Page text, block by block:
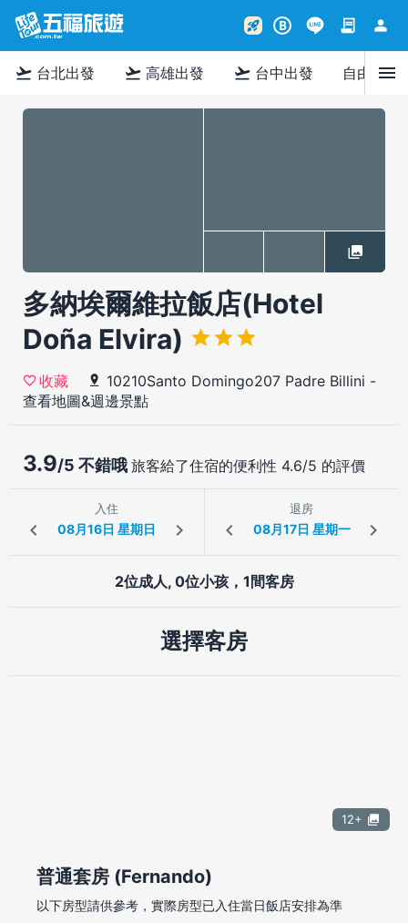
rocket_launch B contract person
flight_takeoff 台北出發 flight_takeoff 高雄出發 flight_takeoff 台中出發 自由行menu
多納埃爾維拉飯店(Hotel
Doña Elvira)
收藏 10210Santo Domingo207 Padre Billini -
查看地圖&週邊景點
3.9/5 不錯哦 旅客給了住宿的便利性 4.6/5 的評價
入住 退房
2位成人, 0位小孩，1間客房
選擇客房
12+
普通套房 (Fernando)
以下房型請供參考，實際房型已入住當日飯店安排為準